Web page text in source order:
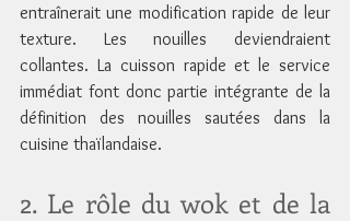
entraînerait une modification rapide de leur
texture. Les nouilles deviendraient
collantes. La cuisson rapide et le service
immédiat font donc partie intégrante de la
définition des nouilles sautées dans la
cuisine thaïlandaise.
2. Le rôle du wok et de la